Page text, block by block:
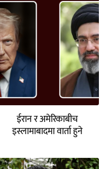
ईरान र अमेरिकाबीच
इस्लामाबादमा वार्ता हुने